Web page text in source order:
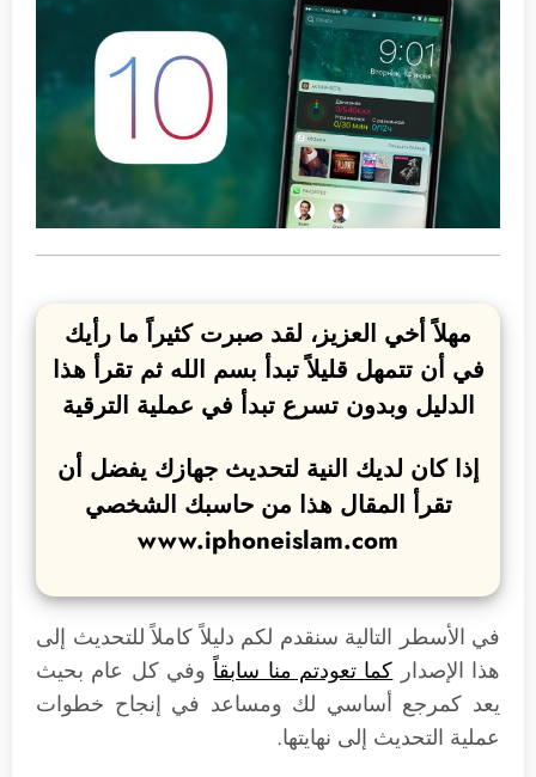
مهلاً أخي العزيز، لقد صبرت كثيراً ما رأيك
في أن تتمهل قليلاً تبدأ بسم الله ثم تقرأ هذا
الدليل وبدون تسرع تبدأ في عملية الترقية
إذا كان لديك النية لتحديث جهازك يفضل أن
تقرأ المقال هذا من حاسبك الشخصي
www.iphoneislam.com
في الأسطر التالية سنقدم لكم دليلاً كاملاً للتحديث إلى
هذا الإصدار كما تعودتم منا سابقاًوفي كل عام بحيث
يعد كمرجع أساسي لك ومساعد في إنجاح خطوات
عملية التحديث إلى نهايتها.